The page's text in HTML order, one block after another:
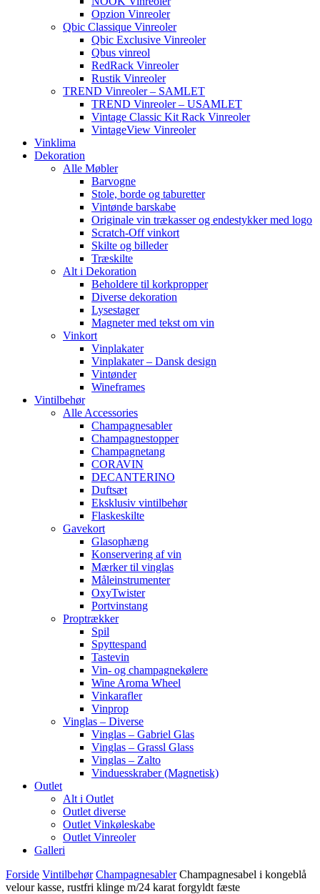
Opzion Vinreoler
Qbic Classique Vinreoler
Qbic Exclusive Vinreoler
Qbus vinreol
RedRack Vinreoler
Rustik Vinreoler
TREND Vinreoler – SAMLET
TREND Vinreoler – USAMLET
Vintage Classic Kit Rack Vinreoler
VintageView Vinreoler
Vinklima
Dekoration
Alle Møbler
Barvogne
Stole, borde og taburetter
Vintønde barskabe
Originale vin trækasser og endestykker med logo
Scratch-Off vinkort
Skilte og billeder
Træskilte
Alt i Dekoration
Beholdere til korkpropper
Diverse dekoration
Lysestager
Magneter med tekst om vin
Vinkort
Vinplakater
Vinplakater – Dansk design
Vintønder
Wineframes
Vintilbehør
Alle Accessories
Champagnesabler
Champagnestopper
Champagnetang
CORAVIN
DECANTERINO
Duftsæt
Eksklusiv vintilbehør
Flaskeskilte
Gavekort
Glasophæng
Konservering af vin
Mærker til vinglas
Måleinstrumenter
OxyTwister
Portvinstang
Proptrækker
Spil
Spyttespand
Tastevin
Vin- og champagnekølere
Wine Aroma Wheel
Vinkarafler
Vinprop
Vinglas – Diverse
Vinglas – Gabriel Glas
Vinglas – Grassl Glass
Vinglas – Zalto
Vinduesskraber (Magnetisk)
Outlet
Alt i Outlet
Outlet diverse
Outlet Vinkøleskabe
Outlet Vinreoler
Galleri
Forside Vintilbehør Champagnesabler Champagnesabel i kongeblå
velour kasse, rustfri klinge m/24 karat forgyldt fæste